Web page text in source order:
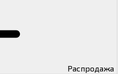
Распродажа